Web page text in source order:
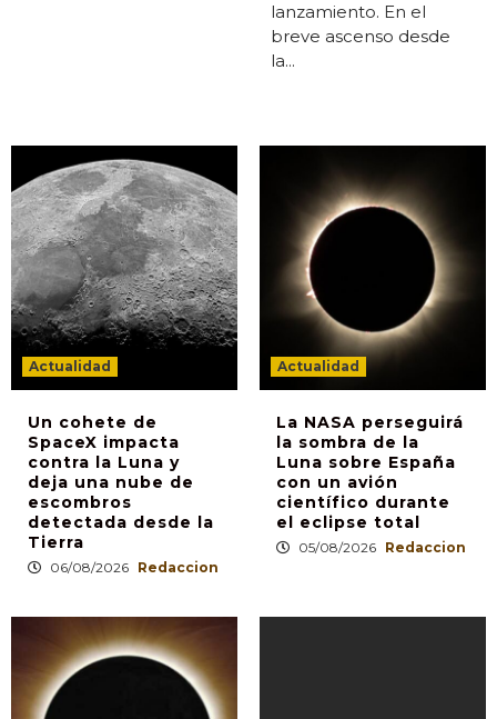
lanzamiento. En el
breve ascenso desde
la...
Actualidad
Un cohete de
SpaceX impacta
contra la Luna y
deja una nube de
escombros
detectada desde la
Tierra
06/08/2026 Redaccion
Actualidad
La NASA perseguirá
la sombra de la
Luna sobre España
con un avión
científico durante
el eclipse total
05/08/2026 Redaccion